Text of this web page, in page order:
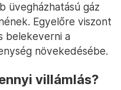
üvegházhatású gáz
Egyelőre viszont
belekeverni a
növekedésébe.
villámlás?